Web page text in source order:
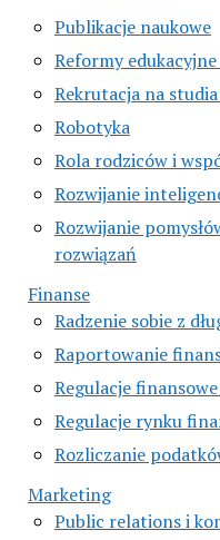
Publikacje naukowe
Reformy
Rekrutacja na
Robotyka
Rola rodziców i
Rozwijanie
Rozwijanie
rozwiązań
Finanse
Radzenie sobie z
Raportowanie
Regulacje
Regulacje rynku
Rozliczanie
Marketing
Public relations i